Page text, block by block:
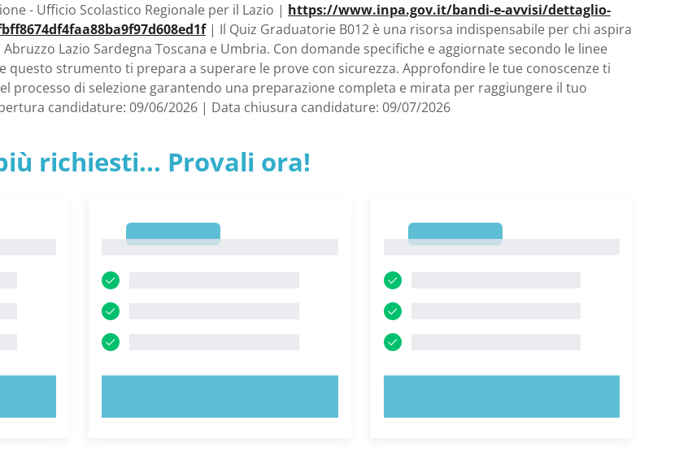
- Ufficio Scolastico Regionale per il Lazio | https://www.inpa.gov.it/bandi-e-avvisi/dettaglio-
| Il Quiz Graduatorie B012 è una risorsa indispensabile per chi aspira
Lazio Sardegna Toscana e Umbria. Con domande specifiche e aggiornate secondo le linee
questo strumento ti prepara a superare le prove con sicurezza. Approfondire le tue conoscenze ti
processo di selezione garantendo una preparazione completa e mirata per raggiungere il tuo
candidature: 09/06/2026 | Data chiusura candidature: 09/07/2026
richiesti... Provali ora!